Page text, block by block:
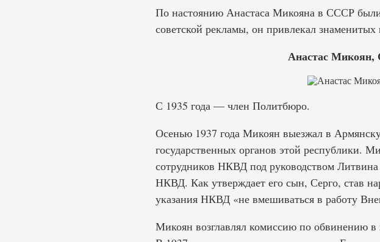
По настоянию Анастаса Микояна в СССР
советской рекламы, он привлекал
Анастас Микоян,
С 1935 года — член Политбюро.
Осенью 1937 года Микоян выезжал в
государственных органов этой республики.
сотрудников НКВД под руководством
НКВД. Как утверждает его сын, Серго, став
указания НКВД «не вмешиваться в работу
Микоян возглавлял комиссию по обвинению